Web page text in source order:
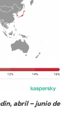
abril – junio de